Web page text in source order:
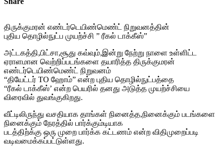
திருக்குமரன் எண்டர்டெயிண்மெண்ட் நிறுவனத்தின்
புதிய தொழில்நுட்ப முயற்ச்சி ” ரீகல் டாக்கீஸ்”
அட்டகத்தி,பிட்சா,சூது கவ்வும்,இன்று நேற்று நாளை உள்ளிட்ட
ஏராளமான வெற்றிப்படங்களை தயாரித்த திருக்குமரன்
எண்டர்டெயிண்மெண்ட் நிறுவனம்
“தியேட்டர் TO ஹோம்” என்ற புதிய தொழில்நுட்பத்தை
“ரீகல் டாக்கீஸ்’ என்ற பெயரில் தனது அடுத்த முயற்ச்சியை
விரைவில் துவங்குகிறது.
வீட்டிலிருந்து வசதியாக தாங்கள் நினைத்த,நினைக்கும் படங்களை
நினைக்கும் நேரத்தில் பார்க்கும்டியாக
படத்திற்க்கு ஒரு முறை பார்க்க கட்டணம் என்ற விதிமுறைப்படி
வடிவமைக்கப்பட்டுள்ளது.